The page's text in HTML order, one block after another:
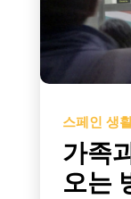
스페인 생
가족
오는